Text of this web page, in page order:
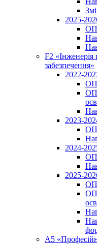
2025-
F2
забезпечення»
2022-
ОП
2023-
2024-
2025-
ОП
A5